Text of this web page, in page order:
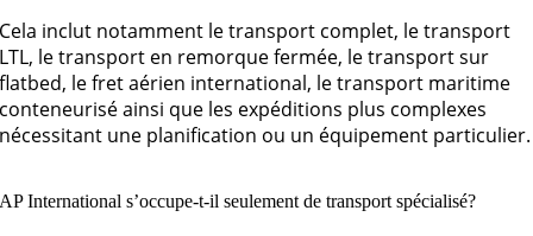
Cela inclut notamment le transport complet, le transport
LTL, le transport en remorque fermée, le transport sur
flatbed, le fret aérien international, le transport maritime
conteneurisé ainsi que les expéditions plus complexes
nécessitant une planification ou un équipement particulier.
AP International s’occupe-t-il seulement de transport spécialisé?